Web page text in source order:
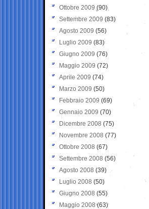
Ottobre 2009 (90)
Settembre 2009 (83)
Agosto 2009 (56)
Luglio 2009 (83)
Giugno 2009 (76)
Maggio 2009 (72)
Aprile 2009 (74)
Marzo 2009 (50)
Febbraio 2009 (69)
Gennaio 2009 (70)
Dicembre 2008 (75)
Novembre 2008 (77)
Ottobre 2008 (67)
Settembre 2008 (56)
Agosto 2008 (39)
Luglio 2008 (50)
Giugno 2008 (55)
Maggio 2008(63)